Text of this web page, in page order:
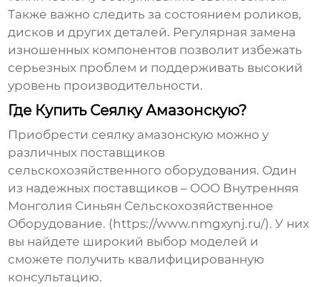
Также важно следить за состоянием роликов,
дисков и других деталей. Регулярная замена
изношенных компонентов позволит избежать
серьезных проблем и поддерживать высокий
уровень производительности.
Где Купить Сеялку Амазонскую?
Приобрести сеялку амазонскую можно у
различных поставщиков
сельскохозяйственного оборудования. Один
из надежных поставщиков – ООО Внутренняя
Монголия Синьян Сельскохозяйственное
Оборудование. (https://www.nmgxynj.ru/). У них
вы найдете широкий выбор моделей и
сможете получить квалифицированную
консультацию.